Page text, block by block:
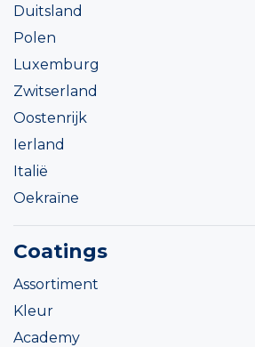
Duitsland
Polen
Luxemburg
Zwitserland
Oostenrijk
Ierland
Italië
Oekraïne
Coatings
Assortiment
Kleur
Academy